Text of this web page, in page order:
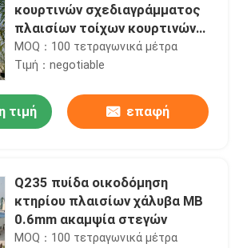
κουρτινών σχεδιαγράμματος
πλαισίων τοίχων κουρτινών
αλουμινίου 50mm
MOQ：100 τετραγωνικά μέτρα
Τιμή：negotiable
τιμή επαφή
Q235 πυίδα οικοδόμηση
κτηρίου πλαισίων χάλυβα ΜΒ
0.6mm ακαμψία στεγών
MOQ：100 τετραγωνικά μέτρα